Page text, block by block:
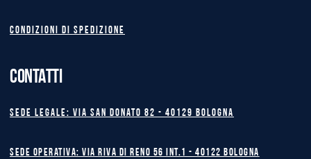
Condizioni di spedizione
CONTATTI
Sede legale: Via San Donato 82 - 40129 BOLOGNA
Sede operativa: Via Riva di Reno 56 int.1 - 40122 BOLOGNA